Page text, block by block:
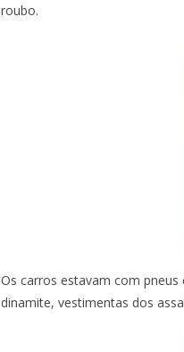
roubo.
Os carros estavam com
dinamite, vestimentas dos